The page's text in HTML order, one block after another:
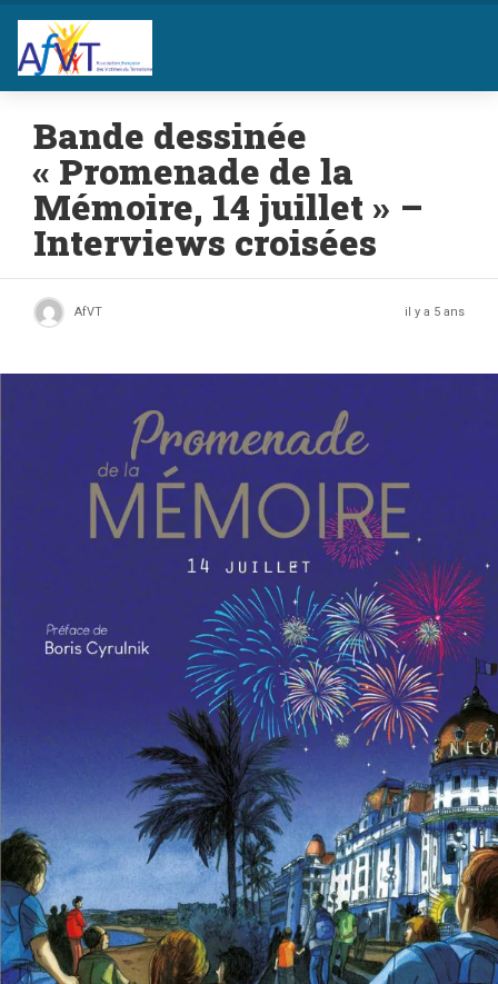
Bande dessinée
« Promenade de la
Mémoire, 14 juillet » –
Interviews croisées
AfVT il y a 5 ans